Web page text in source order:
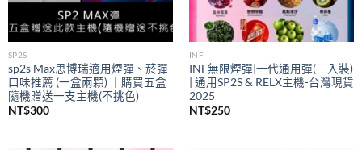
SP2S
sp2s Max思博瑞適用煙彈、菸彈
口味推薦 (一盒兩顆) ｜購買五盒
隨機贈送一支主機(不挑色)
NT$300
INF
INF無限煙彈|一代通用彈(三入裝)
| 通用SP2S & RELX主機-台灣現貨
2025
NT$250